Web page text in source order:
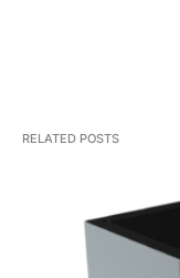
RELATED POSTS